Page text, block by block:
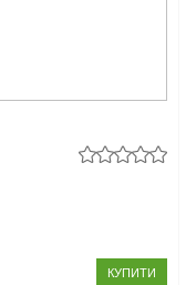
КУПИТИ